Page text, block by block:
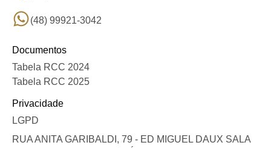
(48) 99921-3042
Documentos
Tabela RCC 2024
Tabela RCC 2025
Privacidade
LGPD
RUA ANITA GARIBALDI, 79 - ED MIGUEL DAUX SALA